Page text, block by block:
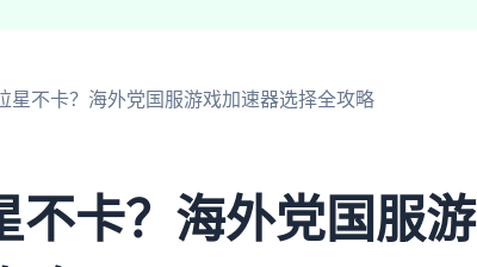
星不卡？海外党国服游戏加速器选择全攻略
不卡？海外党国服游